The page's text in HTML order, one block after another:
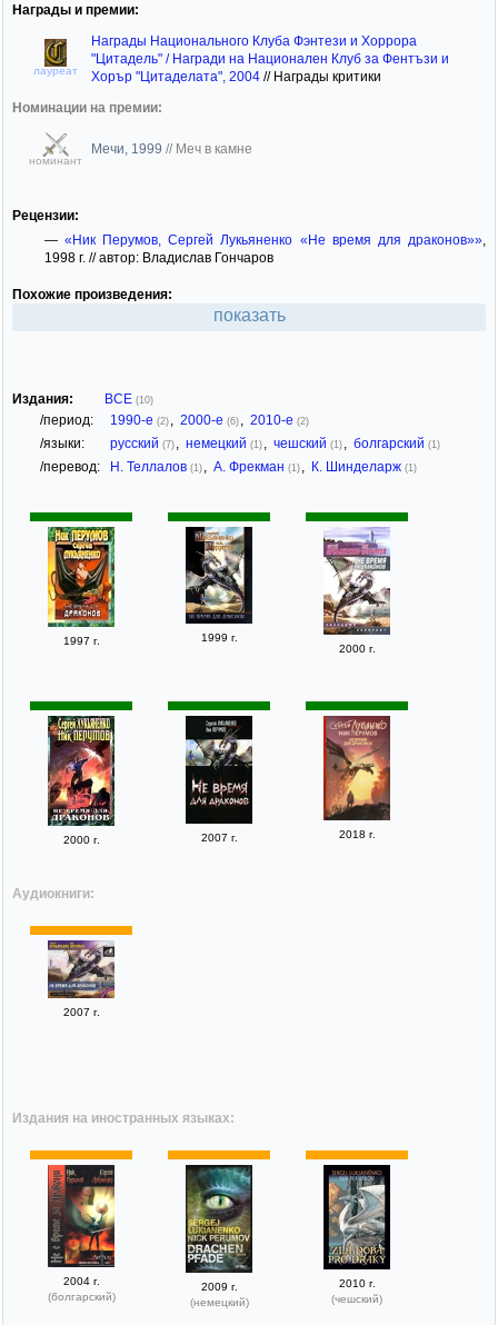
Награды и премии:
лауреат
Награды Национального Клуба Фэнтези и Хоррора
"Цитадель" / Награди на Национален Клуб за Фентъзи и
Хорър "Цитаделата", 2004 // Награды критики
Номинации на премии:
номинант
Мечи, 1999 // Меч в камне
Рецензии:
— «Ник Перумов, Сергей Лукьяненко «Не время для драконов»»
1998 г. // автор: Владислав Гончаров
Похожие произведения:
показать
Издания: ВСЕ (10)
/период: 1990-е (2) , 2000-е (6) , 2010-е (2)
/языки: русский (7) , немецкий (1) , чешский (1) , болгарский (1)
/перевод: Н. Теллалов (1) , А. Фрекман (1) , К. Шинделарж (1)
1997 г.
1999 г.
2000 г.
2000 г. 2007 г. 2018 г.
Аудиокниги:
2007 г.
Издания на иностранных языках:
2004 г.
(болгарский)
2009 г.
(немецкий)
2010 г.
(чешский)